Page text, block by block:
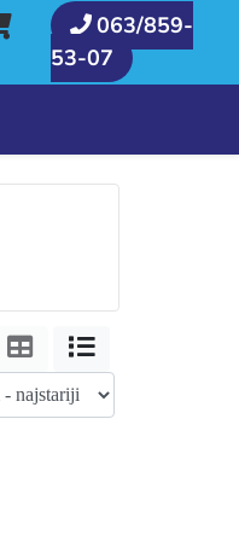
063/859-
53-07
TabelaLista